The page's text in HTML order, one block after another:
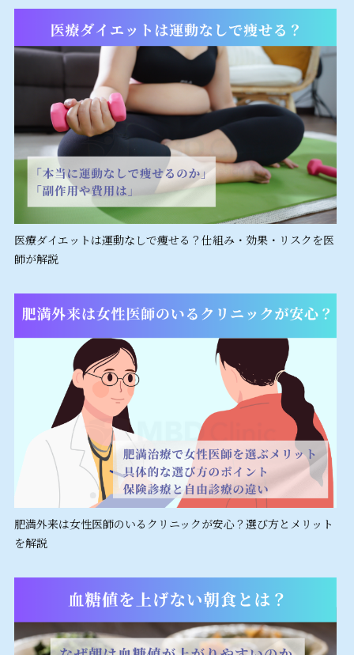
医療ダイエットは運動なしで痩せる？仕組み・効果・リスクを医
師が解説
肥満外来は女性医師のいるクリニックが安心？選び方とメリット
を解説